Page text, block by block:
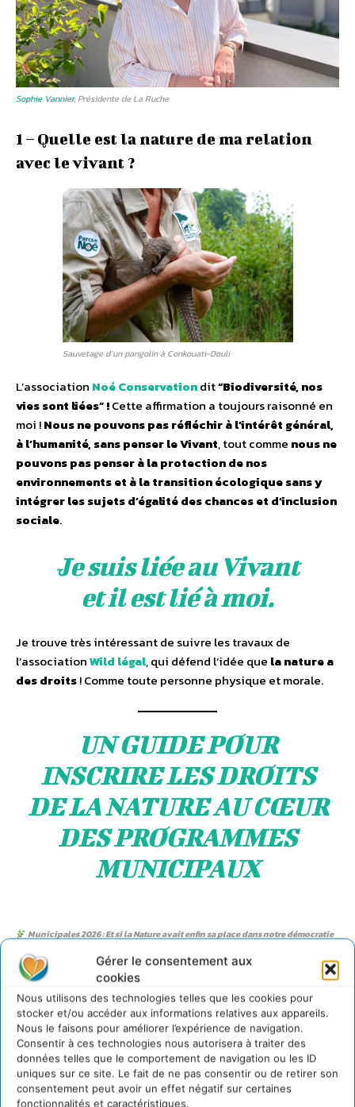
Gérer le consentement aux
cookies
Nous utilisons des technologies telles que les cookies pour
stocker et/ou accéder aux informations relatives aux appareils.
Nous le faisons pour améliorer l’expérience de navigation.
Consentir à ces technologies nous autorisera à traiter des
données telles que le comportement de navigation ou les ID
uniques sur ce site. Le fait de ne pas consentir ou de retirer son
consentement peut avoir un effet négatif sur certaines
fonctionnalités et caractéristiques.
Sophie Vannier, Présidente de La Ruche
1 – Quelle est la nature de ma relation
avec le vivant ?
Sauvetage d’un pangolin à Conkouati-Douli
L’association Noé Conservationdit“Biodiversité, nos
vies sont liées” !Cette affirmation a toujours raisonné en
moi !Nous ne pouvons pas réfléchir à l’intérêt général,
à l’humanité, sans penser le Vivant, tout comme nous ne
pouvons pas penser à la protection de nos
environnements et à la transition écologique sans y
intégrer les sujets d’égalité des chances et d’inclusion
sociale.
Je suis liée au Vivant
et il est lié à moi.
Je trouve très intéressant de suivre les travaux de
l’associationWild légal, qui défend l’idée que la nature a
des droits! Comme toute personne physique et morale.
UN GUIDE POUR
INSCRIRE LES DROITS
DE LA NATURE AU CŒUR
DES PROGRAMMES
MUNICIPAUX
Municipales 2026 : Et si la Nature avait enfin sa place dans notre démocratie
2 – Quels sont mes besoins et choix
d’alimentation ?
J’aime me nourrir de bonnes choses ! Je consomme
principalement des produits locaux et bios quand
c’est possible. J’alterne les courses entre